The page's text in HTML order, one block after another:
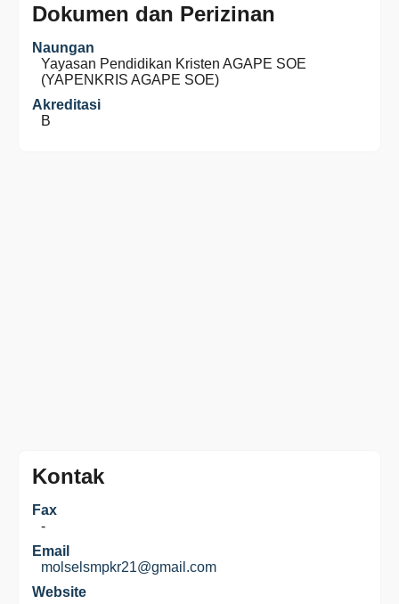
Dokumen dan Perizinan
Naungan
Yayasan Pendidikan Kristen AGAPE SOE
(YAPENKRIS AGAPE SOE)
Akreditasi
B
Kontak
Fax
-
Email
molselsmpkr21@gmail.com
Website